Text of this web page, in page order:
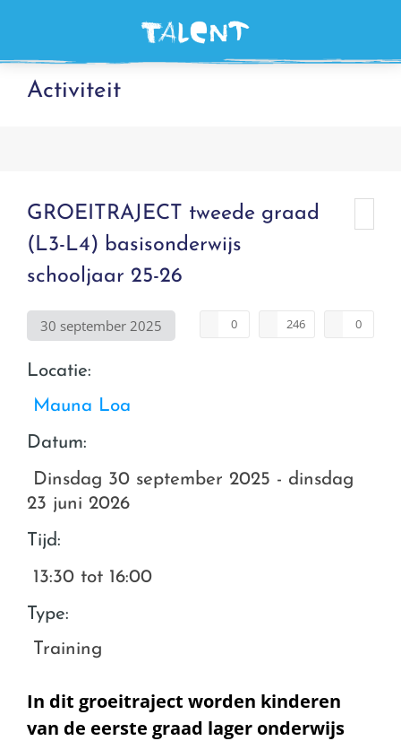
Activiteit
GROEITRAJECT tweede graad
(L3-L4) basisonderwijs
schooljaar 25-26
30 september 2025 0 246 0
Locatie:
Mauna Loa
Datum:
Dinsdag 30 september 2025 - dinsdag
23 juni 2026
Tijd:
13:30 tot 16:00
Type:
Training
In dit groeitraject worden kinderen
van de eerste graad lager onderwijs